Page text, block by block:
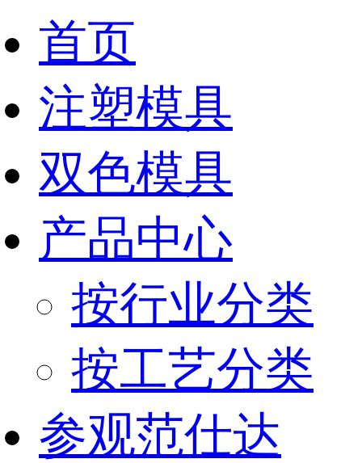
首页
注塑模具
双色模具
产品中心
按行业分类
按工艺分类
参观范仕达